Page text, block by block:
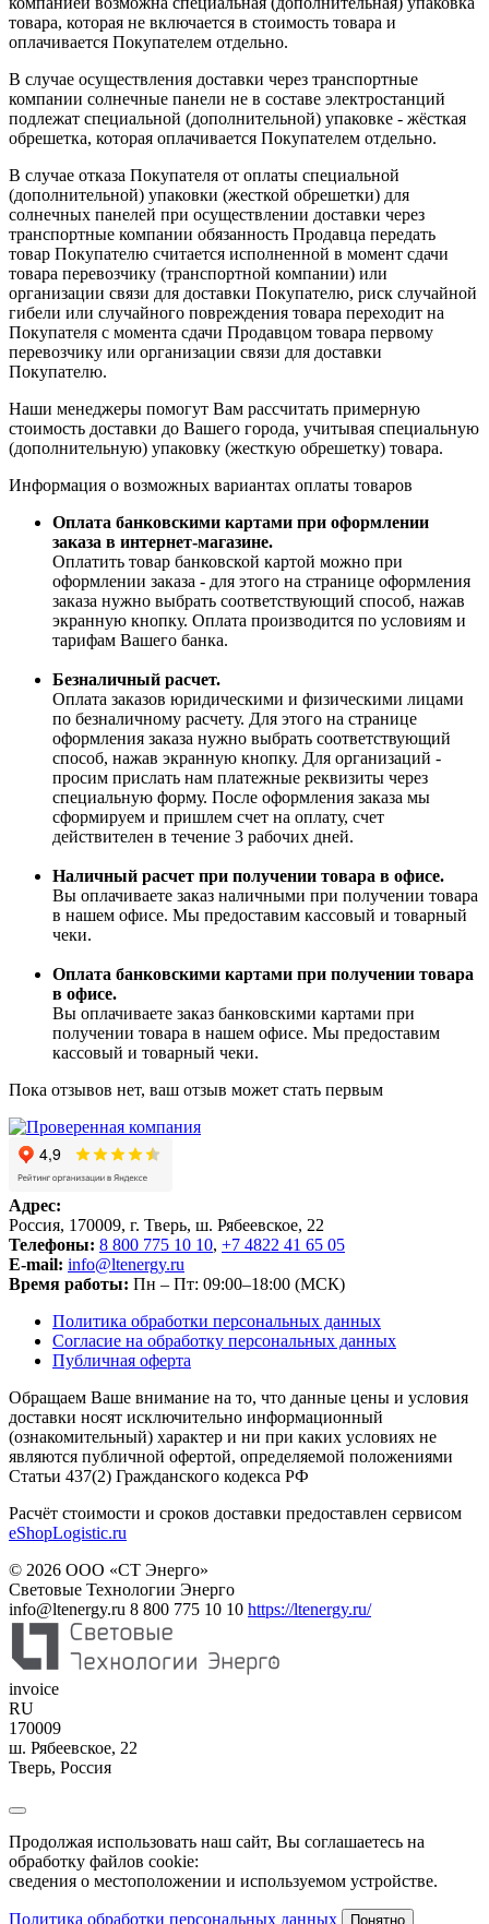
товара, которая не включается в стоимость товара и
оплачивается Покупателем отдельно.
В случае осуществления доставки через транспортные
компании солнечные панели не в составе электростанций
подлежат специальной (дополнительной) упаковке - жёсткая
обрешетка, которая оплачивается Покупателем отдельно.
В случае отказа Покупателя от оплаты специальной
(дополнительной) упаковки (жесткой обрешетки) для
солнечных панелей при осуществлении доставки через
транспортные компании обязанность Продавца передать
товар Покупателю считается исполненной в момент сдачи
товара перевозчику (транспортной компании) или
организации связи для доставки Покупателю, риск случайной
гибели или случайного повреждения товара переходит на
Покупателя с момента сдачи Продавцом товара первому
перевозчику или организации связи для доставки
Покупателю.
Наши менеджеры помогут Вам рассчитать примерную
стоимость доставки до Вашего города, учитывая специальную
(дополнительную) упаковку (жесткую обрешетку) товара.
Информация о возможных вариантах оплаты товаров
Оплата банковскими картами при оформлении
заказа в интернет-магазине.
Оплатить товар банковской картой можно при
оформлении заказа - для этого на странице оформления
заказа нужно выбрать соответствующий способ, нажав
экранную кнопку. Оплата производится по условиям и
тарифам Вашего банка.
Безналичный расчет.
Оплата заказов юридическими и физическими лицами
по безналичному расчету. Для этого на странице
оформления заказа нужно выбрать соответствующий
способ, нажав экранную кнопку. Для организаций -
просим прислать нам платежные реквизиты через
специальную форму. После оформления заказа мы
сформируем и пришлем счет на оплату, счет
действителен в течение 3 рабочих дней.
Наличный расчет при получении товара в офисе.
Вы оплачиваете заказ наличными при получении товара
в нашем офисе. Мы предоставим кассовый и товарный
чеки.
Оплата банковскими картами при получении товара
в офисе.
Вы оплачиваете заказ банковскими картами при
получении товара в нашем офисе. Мы предоставим
кассовый и товарный чеки.
Пока отзывов нет, ваш отзыв может стать первым
Адрес:
Россия, 170009, г. Тверь, ш. Рябеевское, 22
Телефоны: 8 800 775 10 10, +7 4822 41 65 05
E-mail: info@ltenergy.ru
Время работы: Пн – Пт: 09:00–18:00 (МСК)
Политика обработки персональных данных
Согласие на обработку персональных данных
Публичная оферта
Обращаем Ваше внимание на то, что данные цены и условия
доставки носят исключительно информационный
(ознакомительный) характер и ни при каких условиях не
являются публичной офертой, определяемой положениями
Статьи 437(2) Гражданского кодекса РФ
Расчёт стоимости и сроков доставки предоставлен сервисом
eShopLogistic.ru
© 2026 ООО «СТ Энерго»
Световые Технологии Энерго
info@ltenergy.ru 8 800 775 10 10 https://ltenergy.ru/
invoice
RU
170009
ш. Рябеевское, 22
Тверь, Россия
Продолжая использовать наш сайт, Вы соглашаетесь на
обработку файлов cookie:
сведения о местоположении и используемом устройстве.
Политика обработки персональных данных Понятно